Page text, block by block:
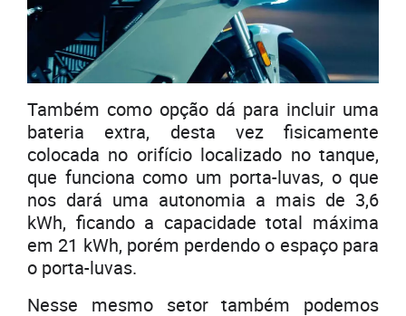
Também como opção dá para incluir uma
bateria extra, desta vez fisicamente
colocada no orifício localizado no tanque,
que funciona como um porta-luvas, o que
nos dará uma autonomia a mais de 3,6
kWh, ficando a capacidade total máxima
em 21 kWh, porém perdendo o espaço para
o porta-luvas.
Nesse mesmo setor também podemos